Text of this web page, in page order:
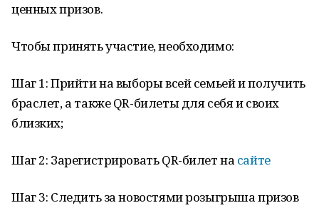
ценных призов.
Чтобы принять участие, необходимо:
Шаг 1: Прийти на выборы всей семьей и получить
браслет, а также QR-билеты для себя и своих
близких;
Шаг 2: Зарегистрировать QR-билет на сайте
Шаг 3: Следить за новостями розыгрыша призов